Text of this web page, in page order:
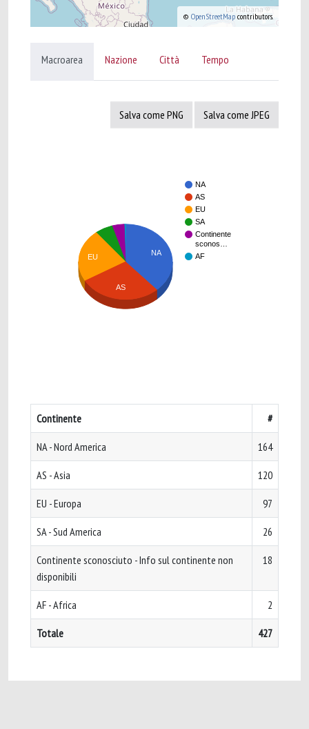
© OpenStreetMap contributors.
Macroarea Nazione Città Tempo
Salva come PNG Salva come JPEG
NA
AS
EU
SA
Continente
sconos…
AF
NA
EU
AS
Continente #
NA - Nord America 164
AS - Asia 120
EU - Europa 97
SA - Sud America 26
Continente sconosciuto - Info sul continente non
disponibili
18
AF - Africa 2
Totale 427